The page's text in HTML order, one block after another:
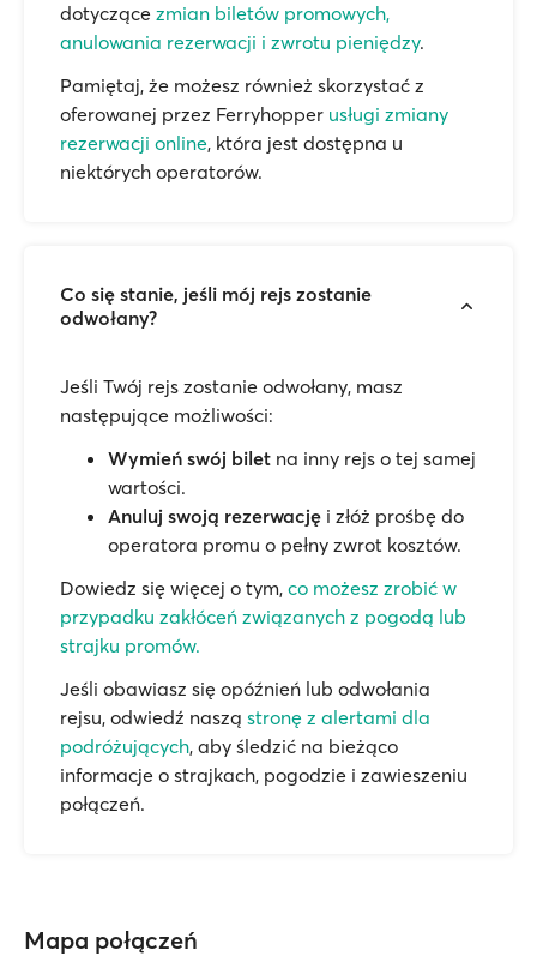
dotyczące zmian biletów promowych,
anulowania rezerwacji i zwrotu pieniędzy.
Pamiętaj, że możesz również skorzystać z
oferowanej przez Ferryhopper usługi zmiany
rezerwacji online, która jest dostępna u
niektórych operatorów.
Co się stanie, jeśli mój rejs zostanie
odwołany?
Jeśli Twój rejs zostanie odwołany, masz
następujące możliwości:
Wymień swój bilet na inny rejs o tej samej
wartości.
Anuluj swoją rezerwację i złóż prośbę do
operatora promu o pełny zwrot kosztów.
Dowiedz się więcej o tym, co możesz zrobić w
przypadku zakłóceń związanych z pogodą lub
strajku promów.
Jeśli obawiasz się opóźnień lub odwołania
rejsu, odwiedź naszą stronę z alertami dla
podróżujących, aby śledzić na bieżąco
informacje o strajkach, pogodzie i zawieszeniu
połączeń.
Mapa połączeń